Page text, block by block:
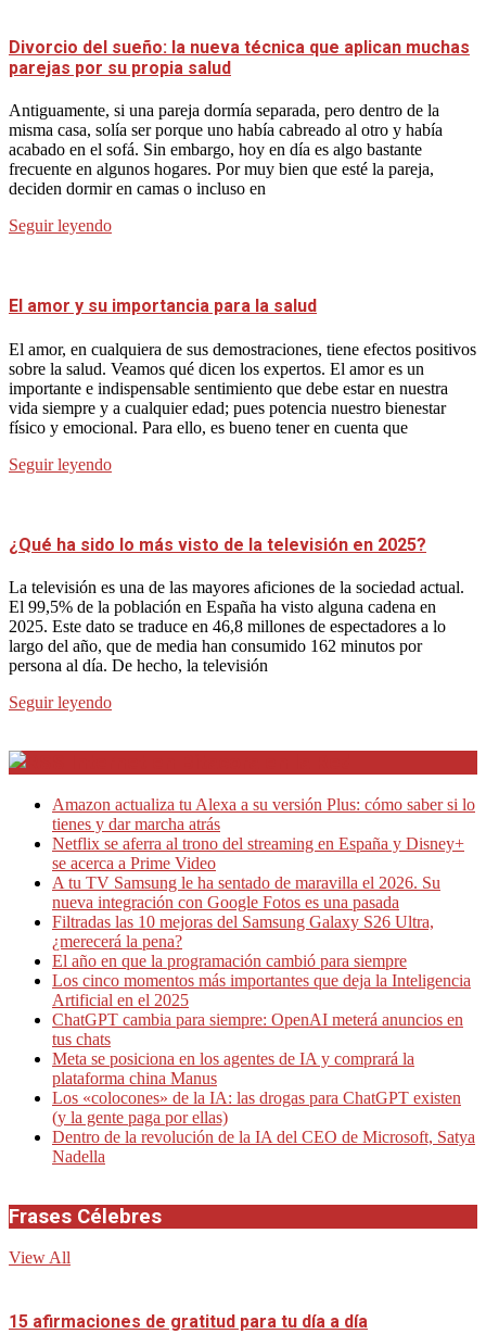
Divorcio del sueño: la nueva técnica que aplican muchas
parejas por su propia salud
Antiguamente, si una pareja dormía separada, pero dentro de la
misma casa, solía ser porque uno había cabreado al otro y había
acabado en el sofá. Sin embargo, hoy en día es algo bastante
frecuente en algunos hogares. Por muy bien que esté la pareja,
deciden dormir en camas o incluso en
Seguir leyendo
El amor y su importancia para la salud
El amor, en cualquiera de sus demostraciones, tiene efectos positivos
sobre la salud. Veamos qué dicen los expertos. El amor es un
importante e indispensable sentimiento que debe estar en nuestra
vida siempre y a cualquier edad; pues potencia nuestro bienestar
físico y emocional. Para ello, es bueno tener en cuenta que
Seguir leyendo
¿Qué ha sido lo más visto de la televisión en 2025?
La televisión es una de las mayores aficiones de la sociedad actual.
El 99,5% de la población en España ha visto alguna cadena en
2025. Este dato se traduce en 46,8 millones de espectadores a lo
largo del año, que de media han consumido 162 minutos por
persona al día. De hecho, la televisión
Seguir leyendo
Amazon actualiza tu Alexa a su versión Plus: cómo saber si lo
tienes y dar marcha atrás
Netflix se aferra al trono del streaming en España y Disney+
se acerca a Prime Video
A tu TV Samsung le ha sentado de maravilla el 2026. Su
nueva integración con Google Fotos es una pasada
Filtradas las 10 mejoras del Samsung Galaxy S26 Ultra,
¿merecerá la pena?
El año en que la programación cambió para siempre
Los cinco momentos más importantes que deja la Inteligencia
Artificial en el 2025
ChatGPT cambia para siempre: OpenAI meterá anuncios en
tus chats
Meta se posiciona en los agentes de IA y comprará la
plataforma china Manus
Los «colocones» de la IA: las drogas para ChatGPT existen
(y la gente paga por ellas)
Dentro de la revolución de la IA del CEO de Microsoft, Satya
Nadella
Frases Célebres
View All
15 afirmaciones de gratitud para tu día a día